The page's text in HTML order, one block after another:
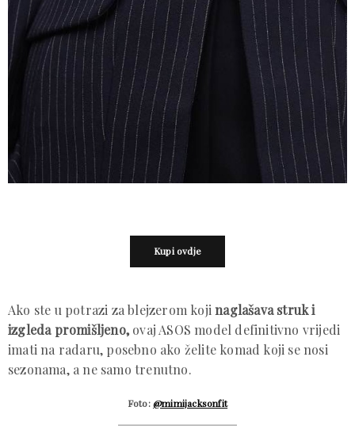
Kupi ovdje
Ako ste u potrazi za blejzerom kojinaglašava struk i
izgleda promišljeno, ovaj ASOS model definitivno vrijedi
imati na radaru, posebno ako želite komad koji se nosi
sezonama, a ne samo trenutno.
Foto:@mimijacksonfit